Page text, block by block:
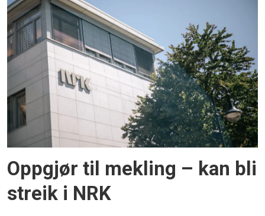
Oppgjør til mekling – kan bli
streik i NRK